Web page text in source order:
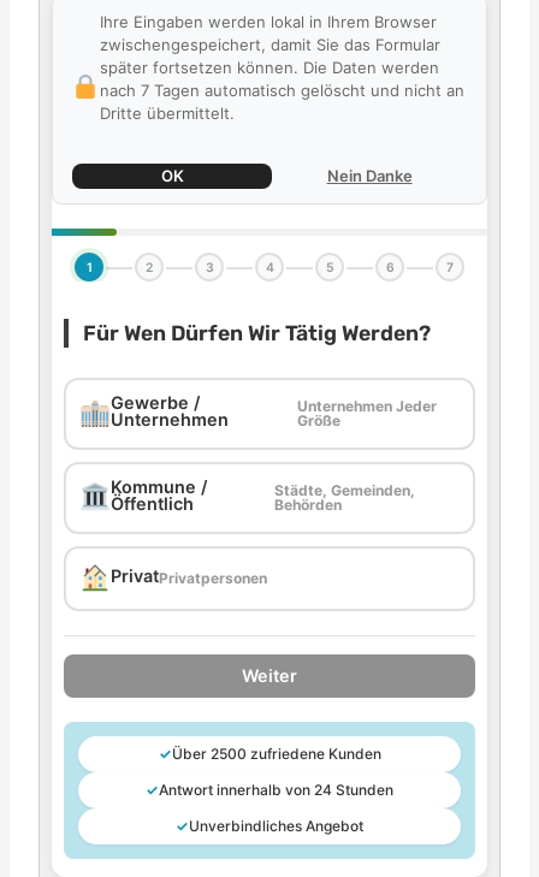
Ihre Eingaben werden lokal in Ihrem Browser
zwischengespeichert, damit Sie das Formular
später fortsetzen können. Die Daten werden
nach 7 Tagen automatisch gelöscht und nicht an
Dritte übermittelt.
OK Nein Danke
1 2 3 4 5 6 7
Für Wen Dürfen Wir Tätig Werden?
Gewerbe /
Unternehmen
Unternehmen Jeder
Größe
Kommune /
Öffentlich
Städte, Gemeinden,
Behörden
PrivatPrivatpersonen
Weiter
✓Über 2500 zufriedene Kunden
✓Antwort innerhalb von 24 Stunden
✓Unverbindliches Angebot